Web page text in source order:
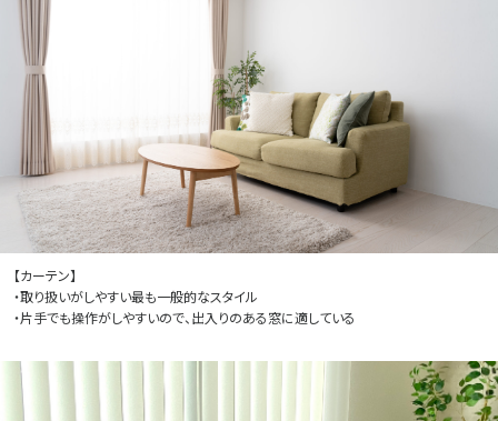
【カーテン】
・取り扱いがしやすい最も一般的なスタイル
・片手でも操作がしやすいので、出入りのある窓に適している